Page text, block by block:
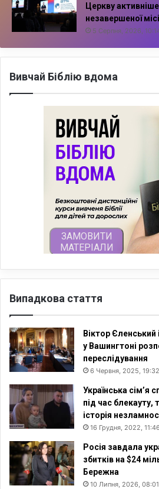
Церкву
незавершеної
5 Серпня, 2026,
Вивчай Біблію вдома
Випадкова стаття
Віктор Єленський
у Вашингтоні
переслідування
6 Червня, 2025, 19:32
Українська сім’я
під час
історія
16 Грудня, 2022, 11:46
Росія завдала
збитків на $24
Бережна
10 Липня, 2026, 08:01